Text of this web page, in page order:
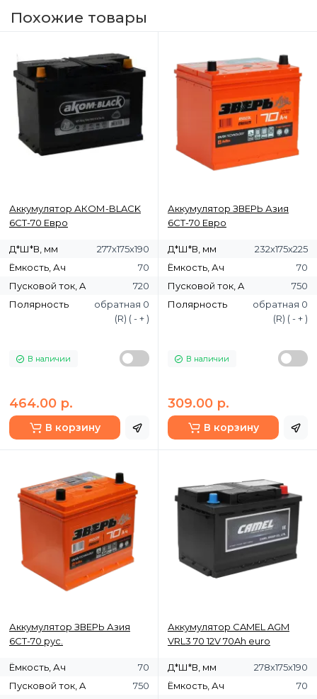
Похожие товары
Аккумулятор АКОМ-BLACK
6СТ-70 Евро
Д*Ш*В, мм
277х175х190
Ёмкость, Ач
70
Пусковой ток, A
720
Полярность
обратная 0
(R) ( - + )
В наличии
464.00 р.
В корзину
Аккумулятор ЗВЕРЬ Азия
6СТ-70 Евро
Д*Ш*В, мм
232х175х225
Ёмкость, Ач
70
Пусковой ток, A
750
Полярность
обратная 0
(R) ( - + )
В наличии
309.00 р.
В корзину
Аккумулятор ЗВЕРЬ Азия
6СТ-70 рус.
Ёмкость, Ач
70
Пусковой ток, A
750
Аккумулятор CAMEL AGM
VRL3 70 12V 70Ah euro
Д*Ш*В, мм
278х175х190
Ёмкость, Ач
70